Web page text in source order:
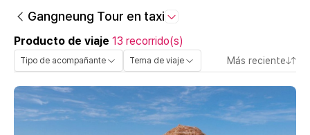
Gangneung Tour en taxi
Producto de viaje 13 recorrido(s)
Tipo de acompañante Tema de viaje Más reciente